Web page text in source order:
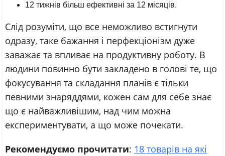
12 тижнів більш ефективні за 12 місяців.
Слід розуміти, що все неможливо встигнути
одразу, таке бажання і перфекціонізм дуже
заважає та впливає на продуктивну роботу. В
людини повинно бути закладено в голові те, що
фокусування та складання планів є тільки
певними знаряддями, кожен сам для себе знає
що є найважливішим, над чим можна
експериментувати, а що може почекати.
Рекомендуємо прочитати: 18 товарів на які